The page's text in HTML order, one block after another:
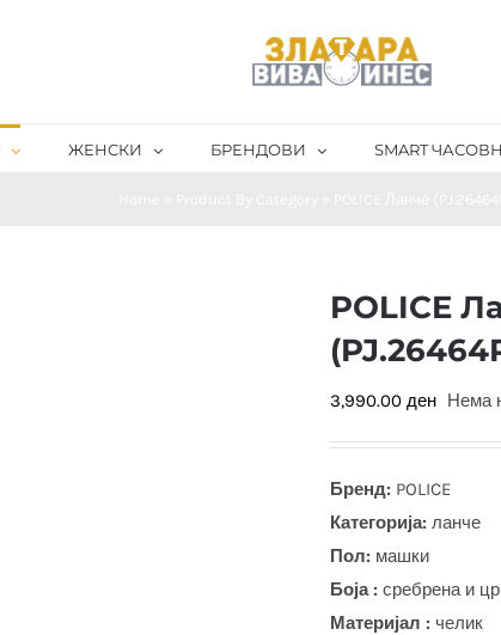
ЖЕНСКИ БРЕНДОВИ SMART
POLICE
3,990.00 ден Нема
Бренд: POLICE
Категорија: ланче
Пол: машки
Боја : сребрена и
Материјал : челик